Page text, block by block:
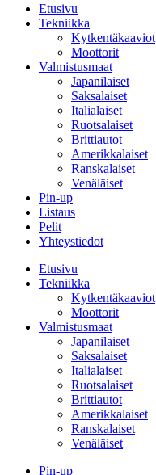
Etusivu
Tekniikka
Kytkentäkaaviot
Moottorit
Valmistusmaat
Japanilaiset
Saksalaiset
Italialaiset
Ruotsalaiset
Brittiautot
Amerikkalaiset
Ranskalaiset
Venäläiset
Pin-up
Listaus
Pelit
Yhteystiedot
Etusivu
Tekniikka
Kytkentäkaaviot
Moottorit
Valmistusmaat
Japanilaiset
Saksalaiset
Italialaiset
Ruotsalaiset
Brittiautot
Amerikkalaiset
Ranskalaiset
Venäläiset
Pin-up